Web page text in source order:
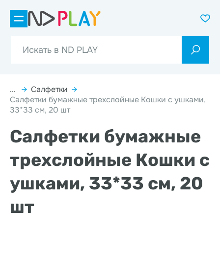
... → Салфетки →
Салфетки бумажные трехслойные Кошки с ушками,
33*33 см, 20 шт
Салфетки бумажные
трехслойные Кошки с
ушками, 33*33 см, 20
шт